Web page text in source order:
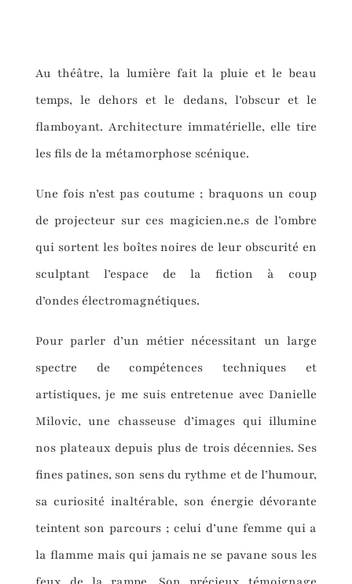
Au théâtre, la lumière fait la pluie et le beau
temps, le dehors et le dedans, l’obscur et le
flamboyant. Architecture immatérielle, elle tire
les fils de la métamorphose scénique.
Une fois n’est pas coutume ; braquons un coup
de projecteur sur ces magicien.ne.s de l’ombre
qui sortent les boîtes noires de leur obscurité en
sculptant l’espace de la fiction à coup
d’ondes électromagnétiques.
Pour parler d’un métier nécessitant un large
spectre de compétences techniques et
artistiques, je me suis entretenue avec Danielle
Milovic, une chasseuse d’images qui illumine
nos plateaux depuis plus de trois décennies. Ses
fines patines, son sens du rythme et de l’humour,
sa curiosité inaltérable, son énergie dévorante
teintent son parcours ; celui d’une femme qui a
la flamme mais qui jamais ne se pavane sous les